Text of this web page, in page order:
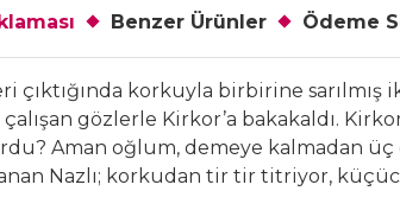
Benzer Ürünler Ödeme
çıktığında korkuyla birbirine sarılmış
gözlerle Kirkor’a bakakaldı.
Aman oğlum, demeye kalmadan üç
Nazlı; korkudan tir tir titriyor,